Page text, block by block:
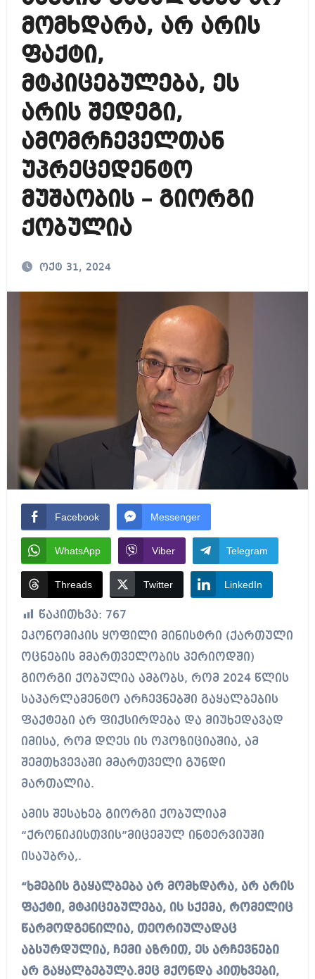
მომხდარა, არ არის
ფაქტი,
მტკიცებულება, ეს
არის შედეგი,
ამომრჩეველთან
უპრეცედენტო
მუშაობის – გიორგი
ქობულია
ოქტ 31, 2024
Facebook Messenger
WhatsApp Viber Telegram
Threads Twitter LinkedIn
წაკითხვა: 767
ეკონომიკის ყოფილი მინისტრი (ქართული
ოცნების მმართველობის პერიოდში)
გიორგი ქობულია ამბობს, რომ 2024 წლის
საპარლამენტო არჩევნებში გაყალბების
ფაქტები არ ფიქსირდება და მიუხედავად
იმისა, რომ დღეს ის ოპოზიციაშია, ამ
შემთხვევაში მმართველი გუნდი
მართალია.
ამის შესახებ გიორგი ქობულიამ
“ქრონიკისთვის”მიცემულ ინტერვიუში
ისაუბრა,.
“ხმების გაყალბება არ მომხდარა, არ არის
ფაქტი, მტკიცებულება, ის სქემა, რომელიც
წარმოდგენილია, თეორიულადაც
აბსურდულია, ჩემი აზრით, ეს არჩევნები
არ გაყალბებულა.მეც მქონდა კითხვები,